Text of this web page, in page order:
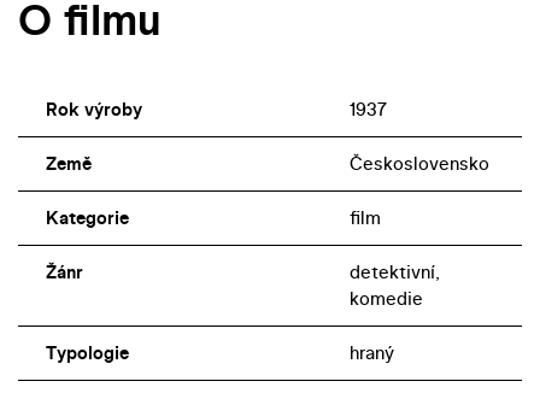
oblíbeném snímku se ujali Jaroslav Marvan, Čeněk Šlégl
O filmu
Rok výroby 1937
Země Československo
Kategorie film
Žánr
detektivní,
komedie
Typologie hraný